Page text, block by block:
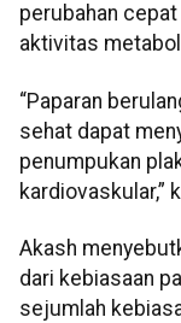
perubahan cepat
aktivitas
“Paparan
sehat dapat
penumpukan
kardiovaskular,”
Akash
dari kebiasaan
sejumlah